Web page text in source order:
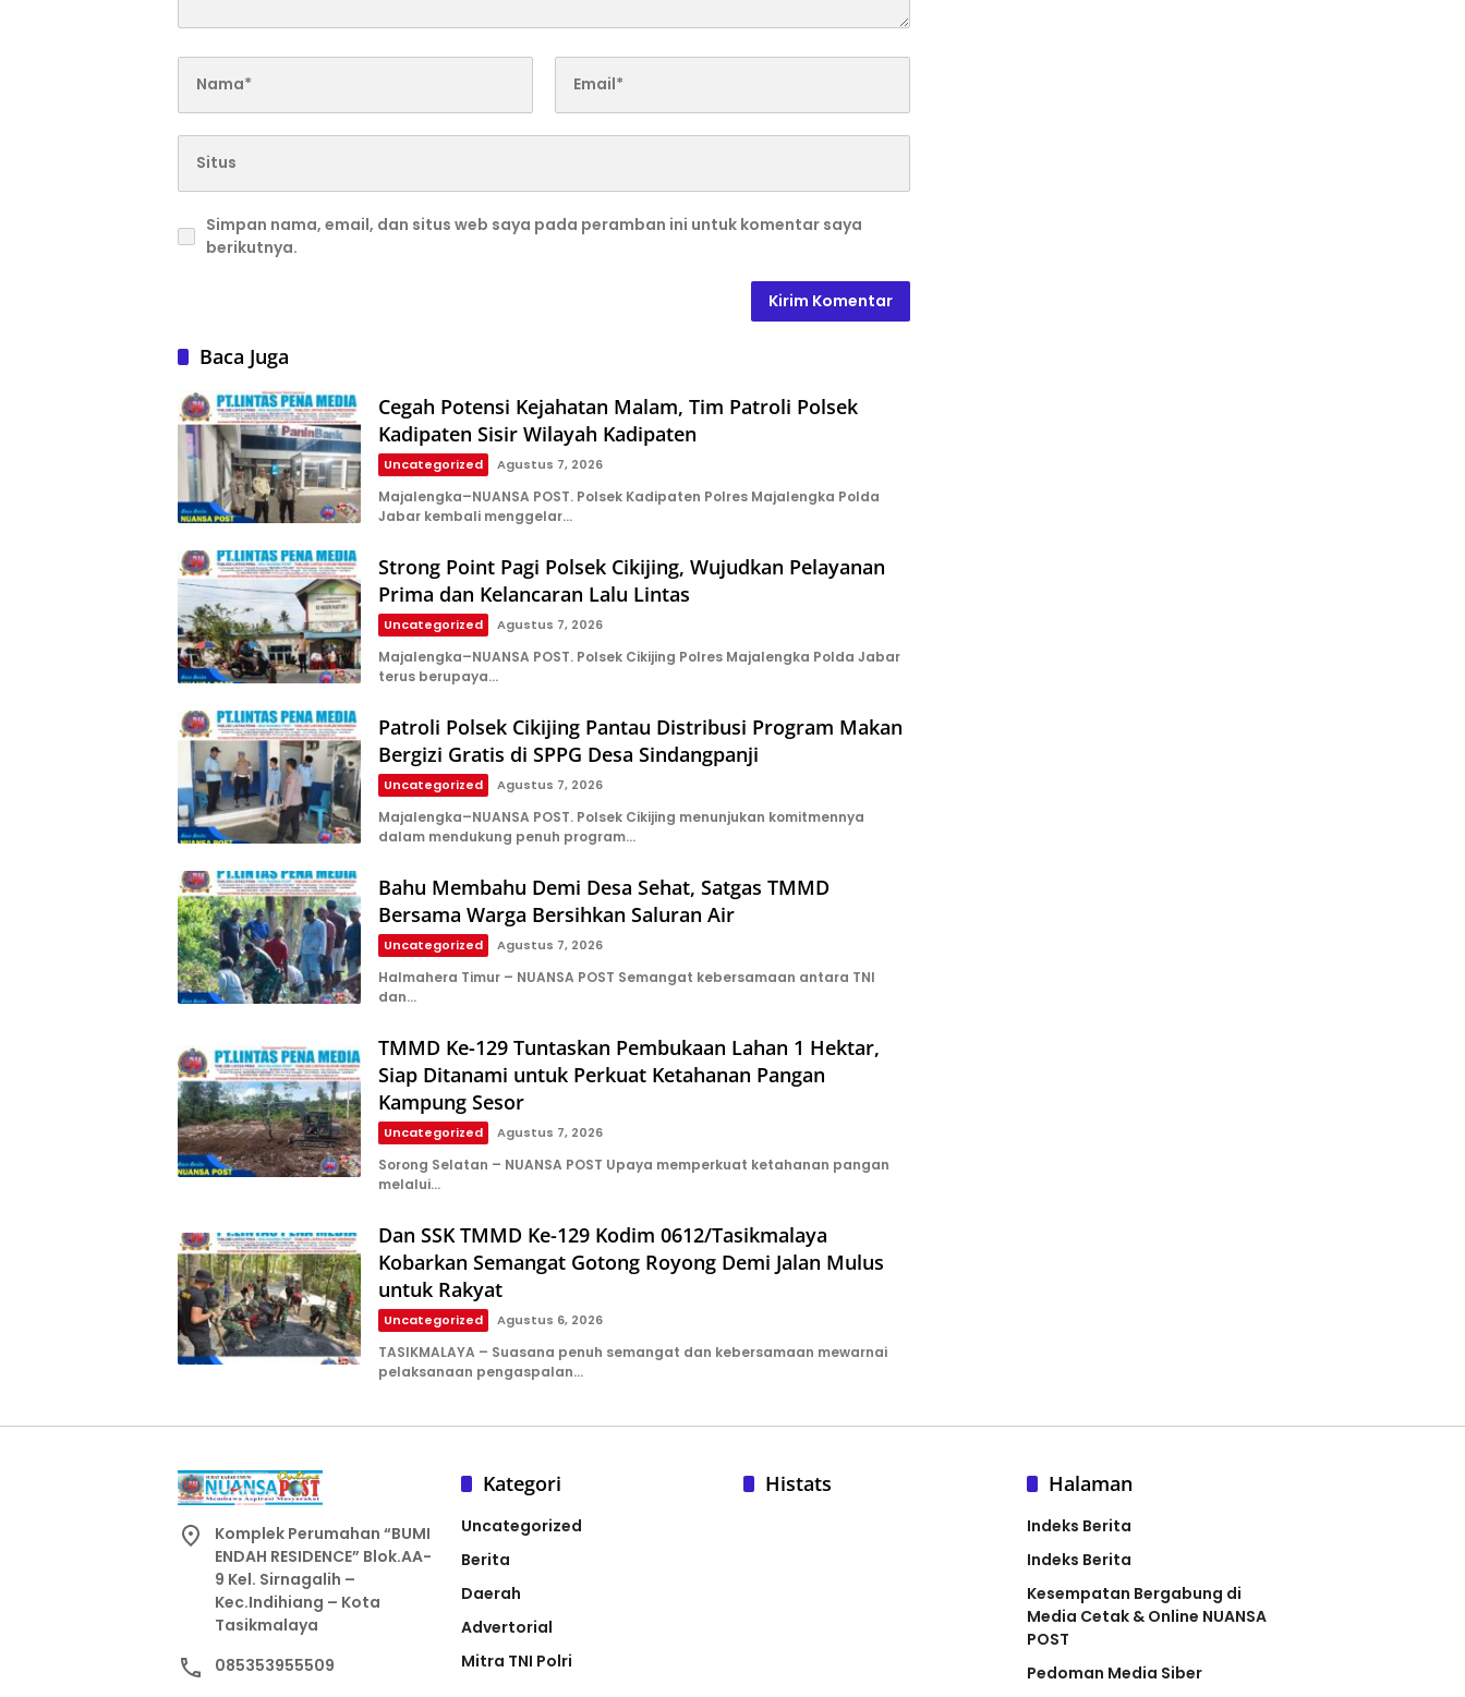
Simpan nama, email, dan situs web saya pada peramban ini untuk komentar saya
berikutnya.
Baca Juga
Cegah Potensi Kejahatan Malam, Tim Patroli Polsek
Kadipaten Sisir Wilayah Kadipaten
Uncategorized Agustus 7, 2026
Majalengka–NUANSA POST. Polsek Kadipaten Polres Majalengka Polda
Jabar kembali menggelar…
Strong Point Pagi Polsek Cikijing, Wujudkan Pelayanan
Prima dan Kelancaran Lalu Lintas
Uncategorized Agustus 7, 2026
Majalengka–NUANSA POST. Polsek Cikijing Polres Majalengka Polda Jabar
terus berupaya…
Patroli Polsek Cikijing Pantau Distribusi Program Makan
Bergizi Gratis di SPPG Desa Sindangpanji
Uncategorized Agustus 7, 2026
Majalengka–NUANSA POST. Polsek Cikijing menunjukan komitmennya
dalam mendukung penuh program…
Bahu Membahu Demi Desa Sehat, Satgas TMMD
Bersama Warga Bersihkan Saluran Air
Uncategorized Agustus 7, 2026
Halmahera Timur – NUANSA POST Semangat kebersamaan antara TNI
dan…
TMMD Ke-129 Tuntaskan Pembukaan Lahan 1 Hektar,
Siap Ditanami untuk Perkuat Ketahanan Pangan
Kampung Sesor
Uncategorized Agustus 7, 2026
Sorong Selatan – NUANSA POST Upaya memperkuat ketahanan pangan
melalui…
Dan SSK TMMD Ke-129 Kodim 0612/Tasikmalaya
Kobarkan Semangat Gotong Royong Demi Jalan Mulus
untuk Rakyat
Uncategorized Agustus 6, 2026
TASIKMALAYA – Suasana penuh semangat dan kebersamaan mewarnai
pelaksanaan pengaspalan…
Komplek Perumahan “BUMI
ENDAH RESIDENCE” Blok.AA-
9 Kel. Sirnagalih –
Kec.Indihiang – Kota
Tasikmalaya
085353955509
Kategori
Uncategorized
Berita
Daerah
Advertorial
Mitra TNI Polri
Histats Halaman
Indeks Berita
Indeks Berita
Kesempatan Bergabung di
Media Cetak & Online NUANSA
POST
Pedoman Media Siber